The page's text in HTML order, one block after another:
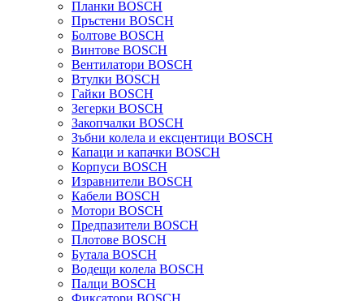
Планки BOSCH
Пръстени BOSCH
Болтове BOSCH
Винтове BOSCH
Вентилатори BOSCH
Втулки BOSCH
Гайки BOSCH
Зегерки BOSCH
Закопчалки BOSCH
Зъбни колела и ексцентици BOSCH
Капаци и капачки BOSCH
Корпуси BOSCH
Изравнители BOSCH
Кабели BOSCH
Мотори BOSCH
Предпазители BOSCH
Плотове BOSCH
Бутала BOSCH
Водещи колела BOSCH
Палци BOSCH
Фиксатори BOSCH